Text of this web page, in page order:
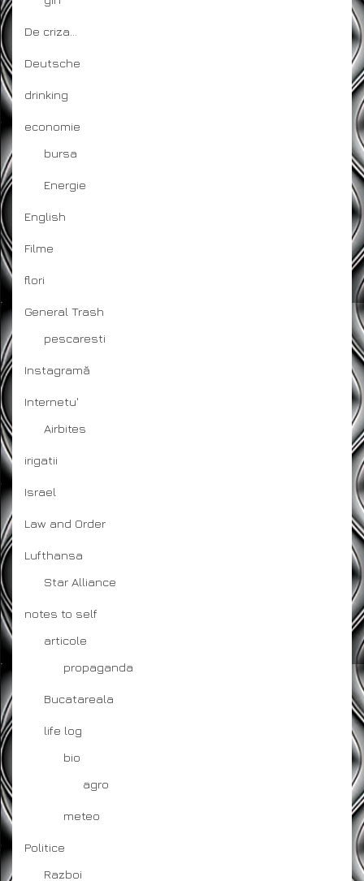
De criza…
Deutsche
drinking
economie
bursa
Energie
English
Filme
flori
General Trash
pescaresti
Instagramă
Internetu'
Airbites
irigatii
Israel
Law and Order
Lufthansa
Star Alliance
notes to self
articole
propaganda
Bucatareala
life log
bio
agro
meteo
Politice
Razboi